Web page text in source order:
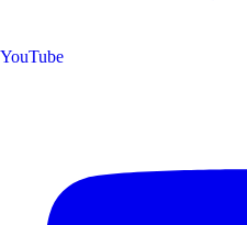
YouTube